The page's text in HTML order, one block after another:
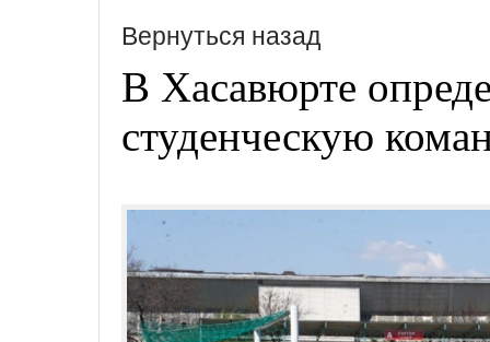
Вернуться назад
В Хасавюрте
студенческую